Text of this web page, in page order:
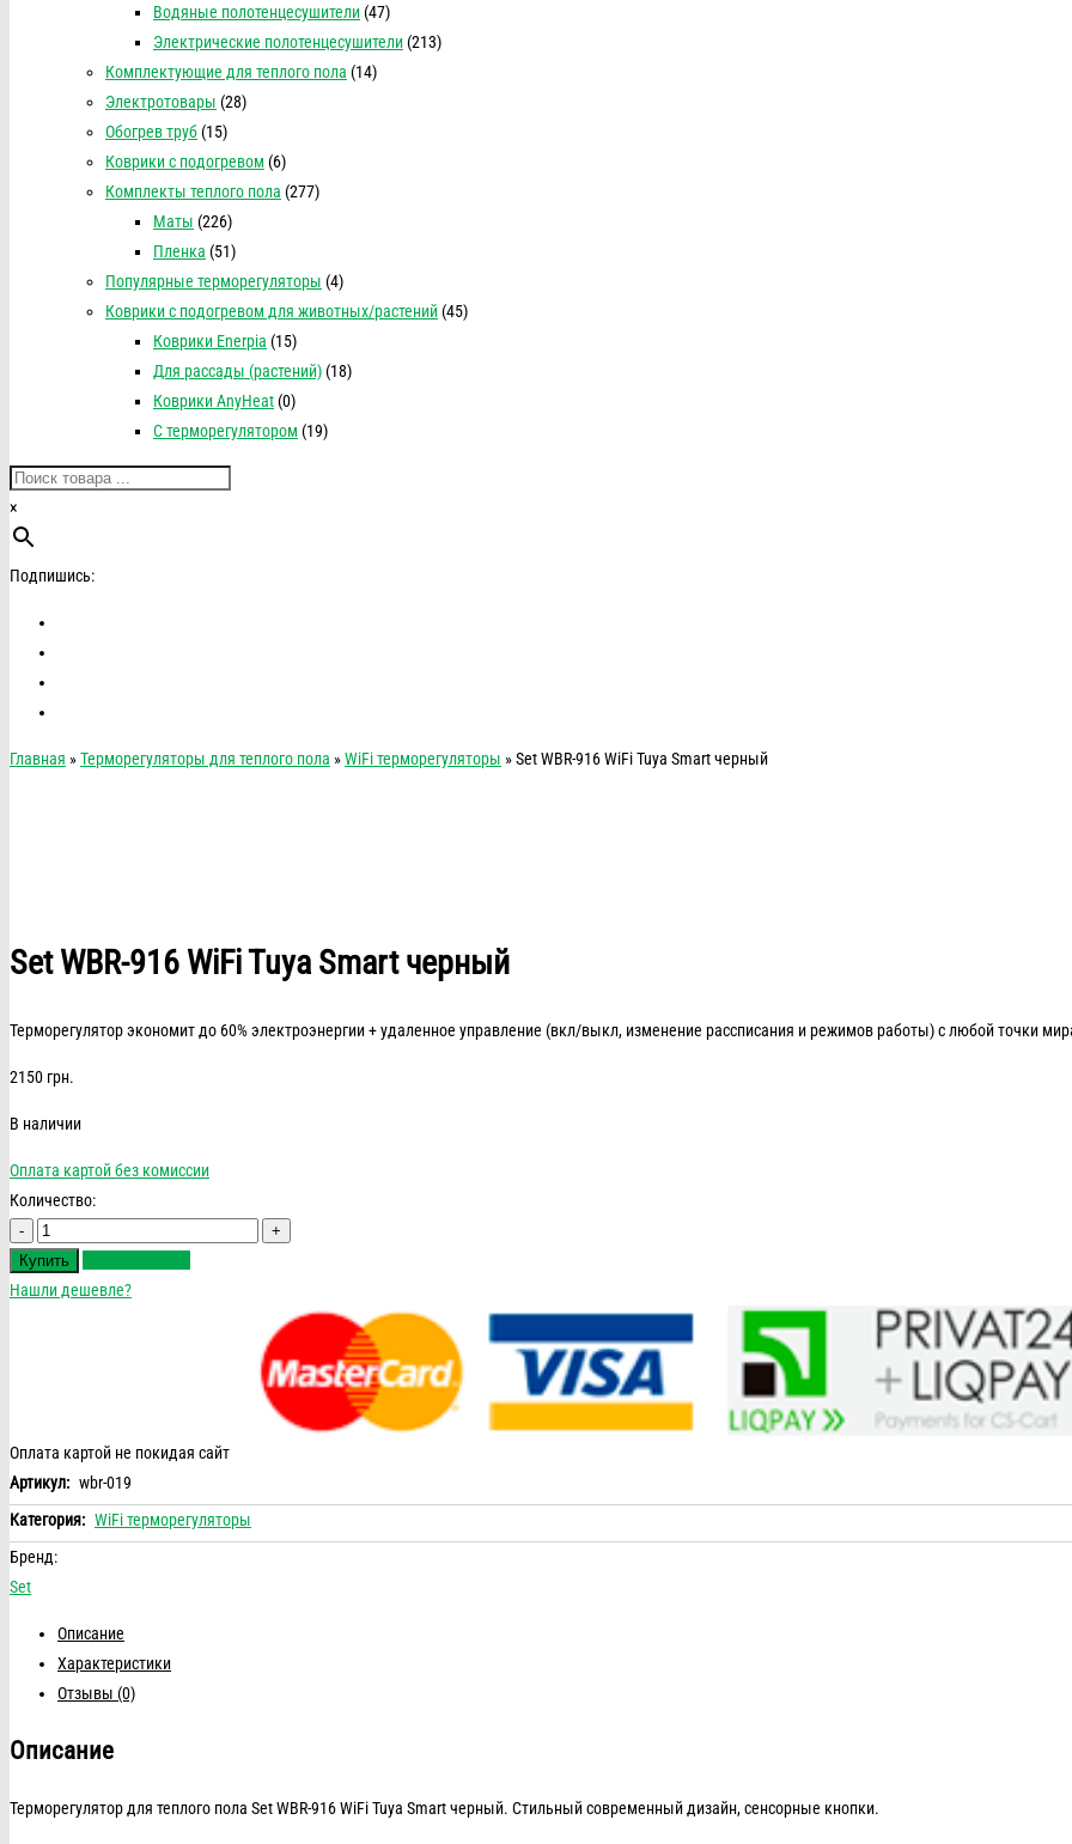
Водяные полотенцесушители (47)
Электрические полотенцесушители (213)
Комплектующие для теплого пола (14)
Электротовары (28)
Обогрев труб (15)
Коврики с подогревом (6)
Комплекты теплого пола (277)
Маты (226)
Пленка (51)
Популярные терморегуляторы (4)
Коврики с подогревом для животных/растений (45)
Коврики Enerpia (15)
Для рассады (растений) (18)
Коврики AnyHeat (0)
С терморегулятором (19)
×
Подпишись:
Главная »Терморегуляторы для теплого пола »WiFi терморегуляторы » Set WBR-916 WiFi Tuya Smart черный
Set WBR-916 WiFi Tuya Smart черный
Терморегулятор экономит до 60% электроэнергии + удаленное управление (вкл/выкл, изменение рассписания и режимов работы) с любой точки
2150 грн.
В наличии
Оплата картой без комиссии
Количество:
Количество
Купить
Нашли дешевле?
Оплата картой не покидая сайт
Артикул: wbr-019
Категория: WiFi терморегуляторы
Бренд:
Set
Описание
Характеристики
Отзывы (0)
Описание
Терморегулятор для теплого пола Set WBR-916 WiFi Tuya Smart черный. Стильный современный дизайн, сенсорные кнопки.